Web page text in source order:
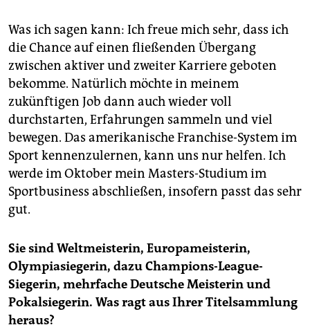
Was ich sagen kann: Ich freue mich sehr, dass ich
die Chance auf einen fließenden Übergang
zwischen aktiver und zweiter Karriere geboten
bekomme. Natürlich möchte in meinem
zukünftigen Job dann auch wieder voll
durchstarten, Erfahrungen sammeln und viel
bewegen. Das amerikanische Franchise-System im
Sport kennenzulernen, kann uns nur helfen. Ich
werde im Oktober mein Masters-Studium im
Sportbusiness abschließen, insofern passt das sehr
gut.
Sie sind Weltmeisterin, Europameisterin,
Olympiasiegerin, dazu Champions-League-
Siegerin, mehrfache Deutsche Meisterin und
Pokalsiegerin. Was ragt aus Ihrer Titelsammlung
heraus?